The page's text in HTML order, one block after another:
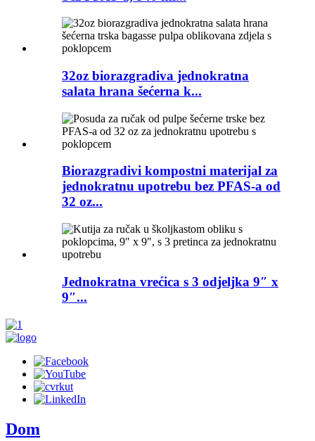
32oz biorazgradiva jednokratna
salata hrana šećerna k...
Biorazgradivi kompostni materijal za
jednokratnu upotrebu bez PFAS-a od
32 oz...
Jednokratna vrećica s 3 odjeljka 9″ x
9″...
Dom